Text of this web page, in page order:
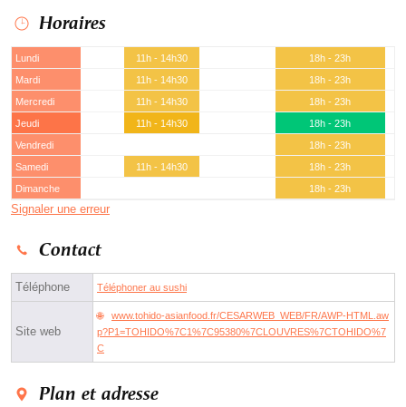
Horaires
Lundi 11h - 14h30
18h - 23h
Mardi
11h - 14h30
18h - 23h
Mercredi
11h - 14h30
18h - 23h
Jeudi
11h - 14h30
18h - 23h
Vendredi
18h - 23h
Samedi
11h - 14h30
18h - 23h
Dimanche
18h - 23h
Signaler une erreur
Contact
Téléphone Téléphoner au sushi
Site web
www.tohido-asianfood.fr/CESARWEB_WEB/FR/AWP-HTML.aw
p?P1=TOHIDO%7C1%7C95380%7CLOUVRES%7CTOHIDO%7
C
Plan et adresse